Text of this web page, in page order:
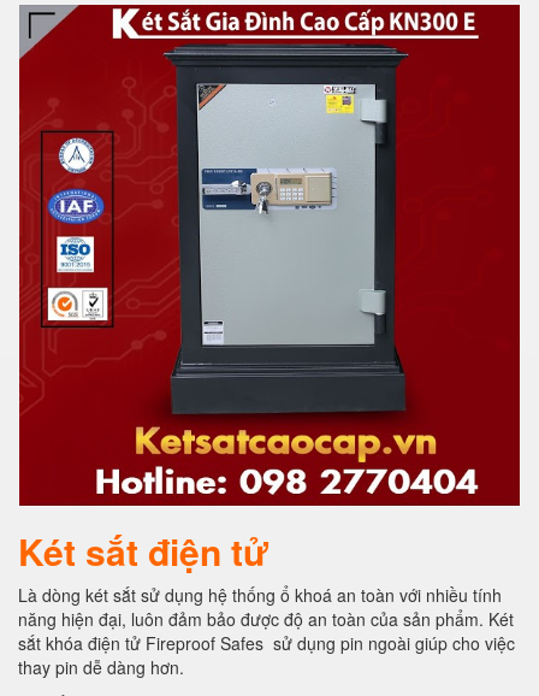
Két sắt điện tử
Là dòng két sắt sử dụng hệ thống ổ khoá an toàn với nhiều tính
năng hiện đại, luôn đảm bảo được độ an toàn của sản phẩm. Két
sắt khóa điện tử Fireproof Safes sử dụng pin ngoài giúp cho việc
thay pin dễ dàng hơn.